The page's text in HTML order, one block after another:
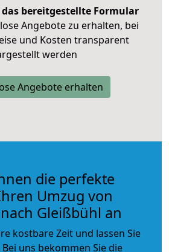
bereitgestellte Formular
Angebote zu erhalten, bei
und Kosten transparent
werden
Angebote erhalten
die perfekte
Umzug von
Gleißbühl an
kostbare Zeit und lassen Sie
uns bekommen Sie die